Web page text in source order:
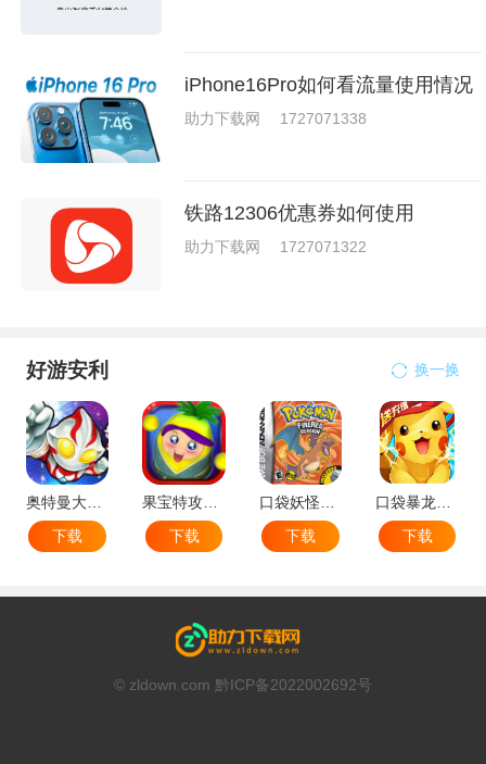
iPhone16Pro如何看流量使用情况
助力下载网 1727071338
铁路12306优惠券如何使用
助力下载网 1727071322
好游安利 换一换
奥特曼大战小怪兽
下载
下载
下载
下载
© zldown.com 黔ICP备2022002692号